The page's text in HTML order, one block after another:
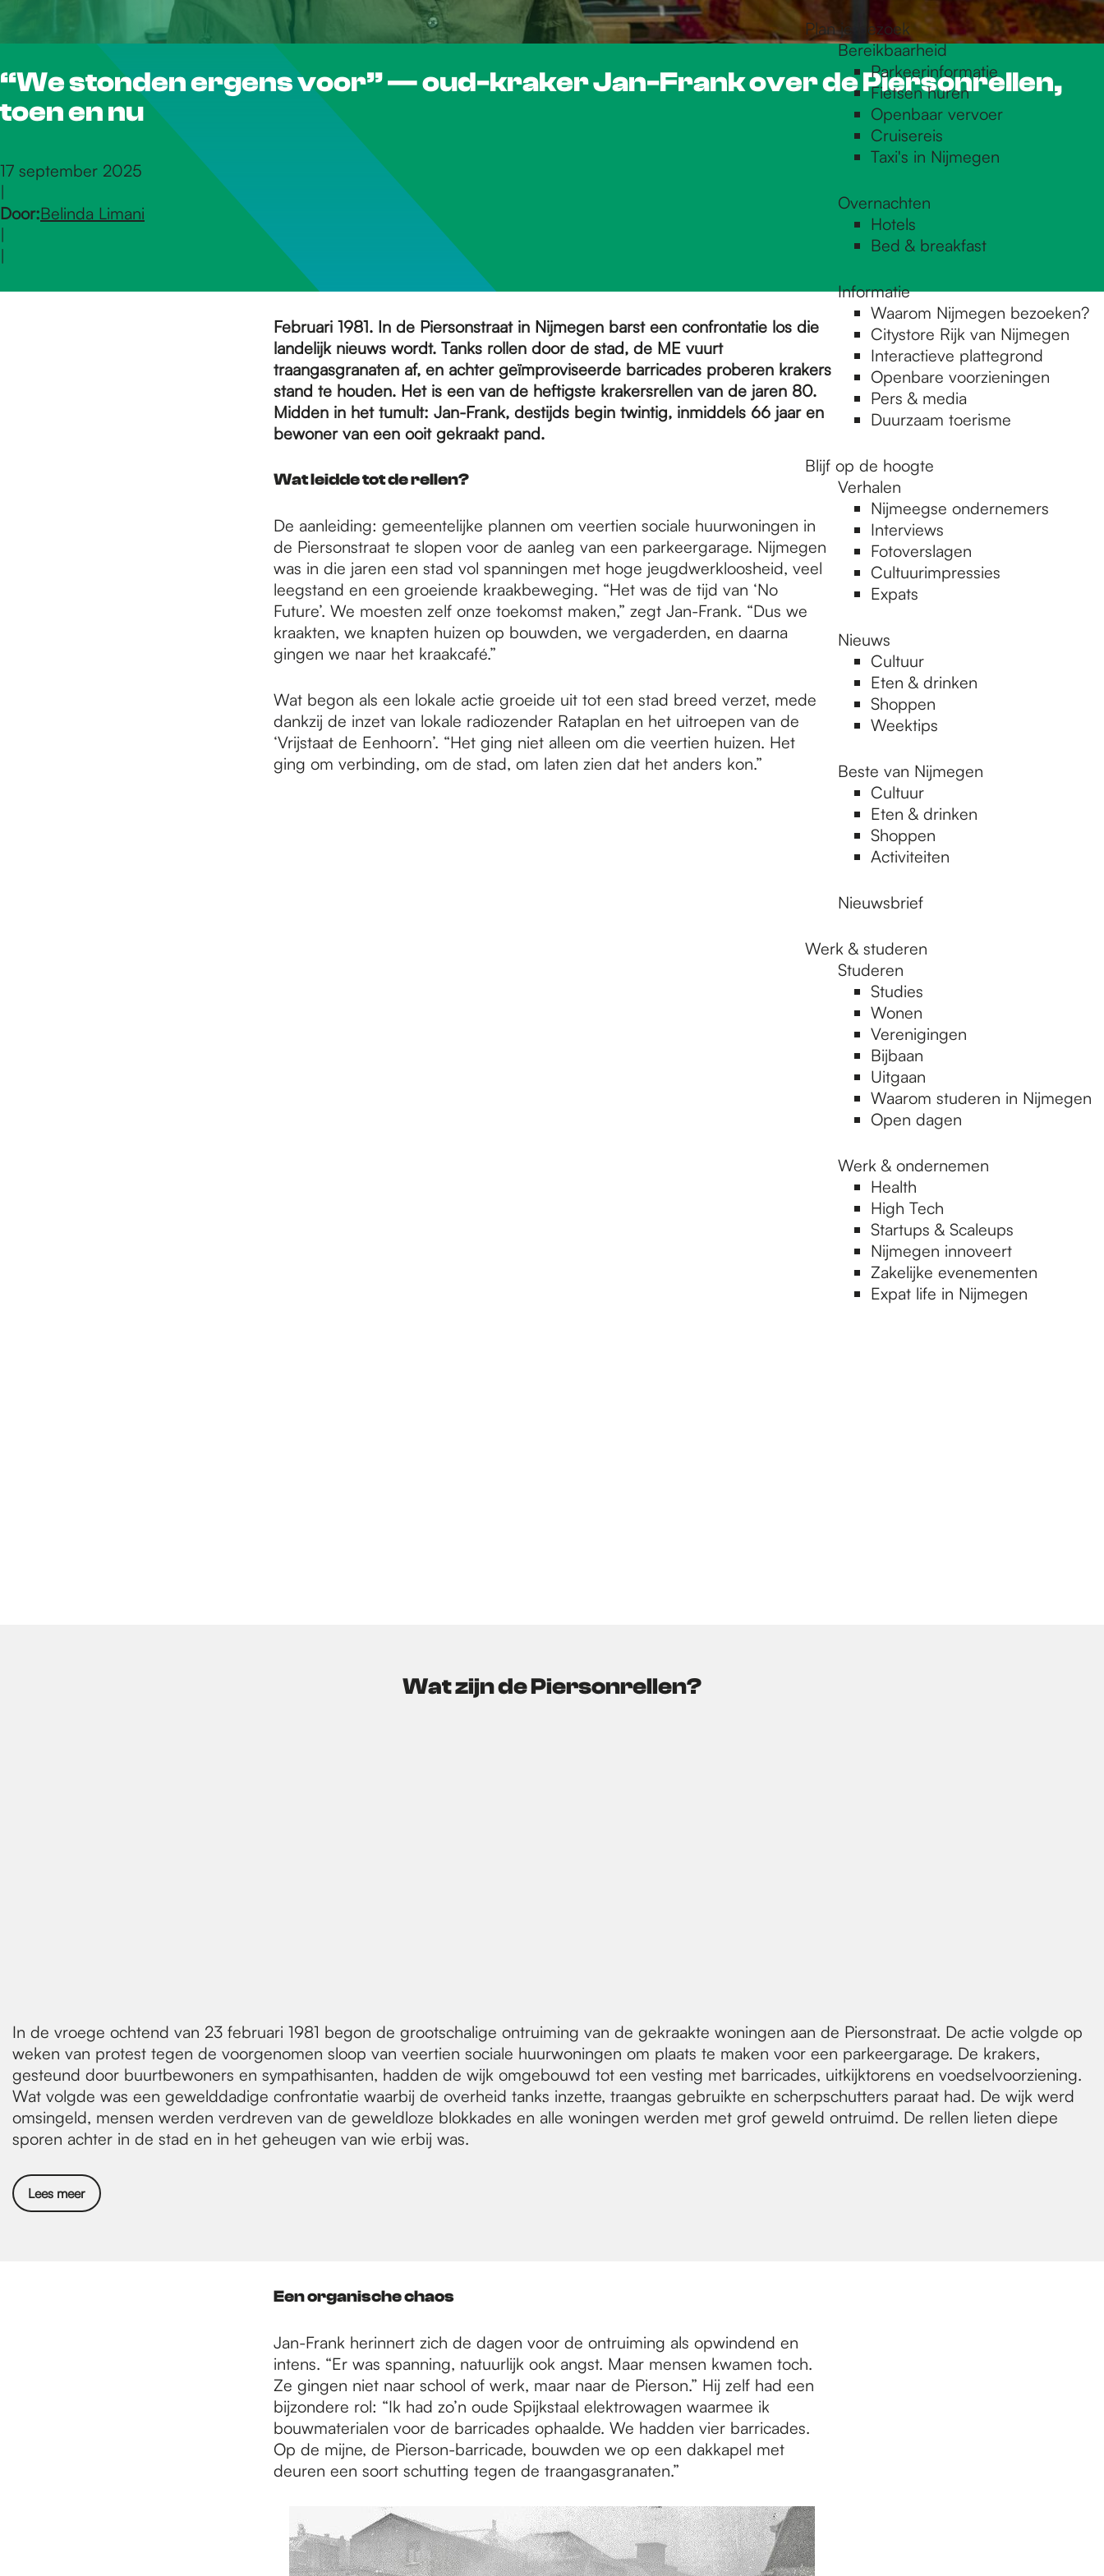
Plan je bezoek
Bereikbaarheid
Parkeerinformatie
Fietsen huren
Openbaar vervoer
Cruisereis
Taxi's in Nijmegen
Overnachten
Hotels
Bed & breakfast
Informatie
Waarom Nijmegen bezoeken?
Citystore Rijk van Nijmegen
Interactieve plattegrond
Openbare voorzieningen
Pers & media
Duurzaam toerisme
Blijf op de hoogte
Verhalen
Nijmeegse ondernemers
Interviews
Fotoverslagen
Cultuurimpressies
Expats
Nieuws
Cultuur
Eten & drinken
Shoppen
Weektips
Beste van Nijmegen
Cultuur
Eten & drinken
Shoppen
Activiteiten
Nieuwsbrief
Werk & studeren
Studeren
Studies
Wonen
Verenigingen
Bijbaan
Uitgaan
Waarom studeren in Nijmegen
Open dagen
Werk & ondernemen
Health
High Tech
Startups & Scaleups
Nijmegen innoveert
Zakelijke evenementen
Expat life in Nijmegen
“We stonden ergens voor” — oud-kraker Jan-Frank over de Piersonrellen,
toen en nu
17 september 2025
|
Door:Belinda Limani
|
|
Februari 1981. In de Piersonstraat in Nijmegen barst een confrontatie los die
landelijk nieuws wordt. Tanks rollen door de stad, de ME vuurt
traangasgranaten af, en achter geïmproviseerde barricades proberen krakers
stand te houden. Het is een van de heftigste krakersrellen van de jaren 80.
Midden in het tumult: Jan-Frank, destijds begin twintig, inmiddels 66 jaar en
bewoner van een ooit gekraakt pand.
Wat leidde tot de rellen?
De aanleiding: gemeentelijke plannen om veertien sociale huurwoningen in
de Piersonstraat te slopen voor de aanleg van een parkeergarage. Nijmegen
was in die jaren een stad vol spanningen met hoge jeugdwerkloosheid, veel
leegstand en een groeiende kraakbeweging. “Het was de tijd van ‘No
Future’. We moesten zelf onze toekomst maken,” zegt Jan-Frank. “Dus we
kraakten, we knapten huizen op bouwden, we vergaderden, en daarna
gingen we naar het kraakcafé.”
Wat begon als een lokale actie groeide uit tot een stad breed verzet, mede
dankzij de inzet van lokale radiozender Rataplan en het uitroepen van de
‘Vrijstaat de Eenhoorn’. “Het ging niet alleen om die veertien huizen. Het
ging om verbinding, om de stad, om laten zien dat het anders kon.”
Wat zijn de Piersonrellen?
In de vroege ochtend van 23 februari 1981 begon de grootschalige ontruiming van de gekraakte woningen aan de Piersonstraat. De actie volgde op
weken van protest tegen de voorgenomen sloop van veertien sociale huurwoningen om plaats te maken voor een parkeergarage. De krakers,
gesteund door buurtbewoners en sympathisanten, hadden de wijk omgebouwd tot een vesting met barricades, uitkijktorens en voedselvoorziening.
Wat volgde was een gewelddadige confrontatie waarbij de overheid tanks inzette, traangas gebruikte en scherpschutters paraat had. De wijk werd
omsingeld, mensen werden verdreven van de geweldloze blokkades en alle woningen werden met grof geweld ontruimd. De rellen lieten diepe
sporen achter in de stad en in het geheugen van wie erbij was.
Lees meer
Een organische chaos
Jan-Frank herinnert zich de dagen voor de ontruiming als opwindend en
intens. “Er was spanning, natuurlijk ook angst. Maar mensen kwamen toch.
Ze gingen niet naar school of werk, maar naar de Pierson.” Hij zelf had een
bijzondere rol: “Ik had zo’n oude Spijkstaal elektrowagen waarmee ik
bouwmaterialen voor de barricades ophaalde. We hadden vier barricades.
Op de mijne, de Pierson-barricade, bouwden we op een dakkapel met
deuren een soort schutting tegen de traangasgranaten.”